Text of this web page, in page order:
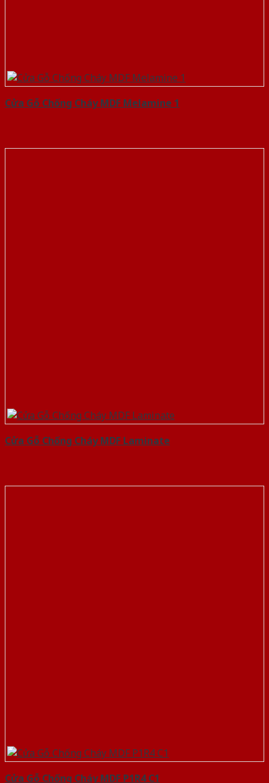
Cửa Gỗ Chống Cháy MDF Melamine 1
Cửa Gỗ Chống Cháy MDF Laminate
Cửa Gỗ Chống Cháy MDF P1R4 C1